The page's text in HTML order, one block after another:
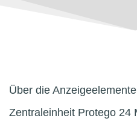
Über die
Zentraleinheit Protego 24